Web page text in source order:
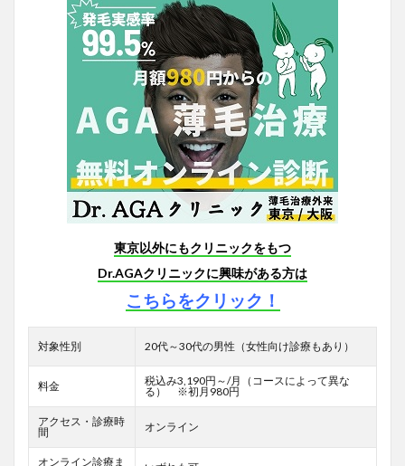
東京以外にもクリニックをもつ
Dr.AGAクリニックに興味がある方は
こちらをクリック！
対象性別 20代～30代の男性（女性向け診療もあり）
料金
税込み3,190円～/月（コースによって異な
る） ※初月980円
アクセス・診療時
間
オンライン
オンライン診療ま